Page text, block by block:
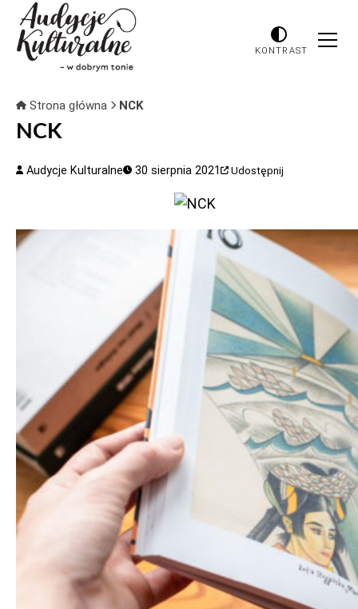
KONTRAST
Strona główna NCK
NCK
Audycje Kulturalne 30 sierpnia 2021 Udostępnij